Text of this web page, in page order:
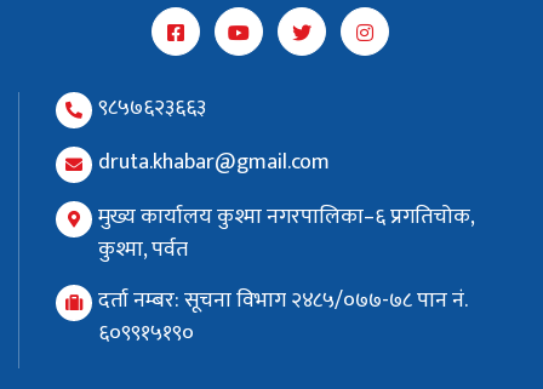
९८५७६२३६६३
druta.khabar@gmail.com
मुख्य कार्यालय कुश्मा नगरपालिका–६ प्रगतिचोक,
कुश्मा, पर्वत
दर्ता नम्बर: सूचना विभाग २४८५/०७७-७८ पान नं.
६०९९१५१९०